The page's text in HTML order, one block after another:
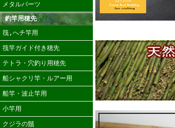
メタルパーツ
釣竿用穂先
筏,へチ竿用
筏竿ガイド付き穂先
テトラ・穴釣り用穂先
船シャクリ竿・ルアー用
船竿・波止竿用
小竿用
クジラの鬚